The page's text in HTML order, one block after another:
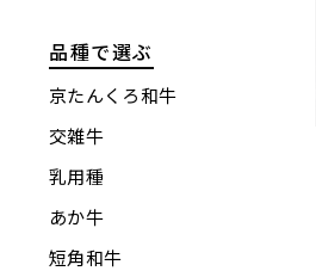
品種で選ぶ
京たんくろ和牛
交雑牛
乳用種
あか牛
短角和牛